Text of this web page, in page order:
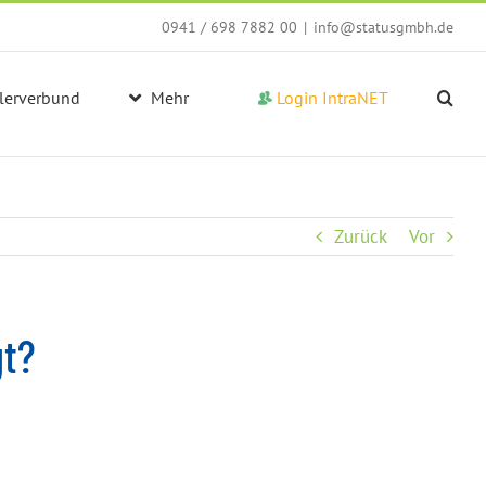
0941 / 698 7882 00 | info@statusgmbh.de
Mehr Login IntraNET
Zurück Vor